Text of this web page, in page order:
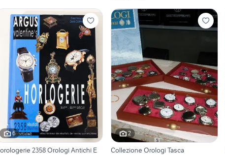
6
2358 Orologi Antichi E
2
Collezione Orologi Tasca